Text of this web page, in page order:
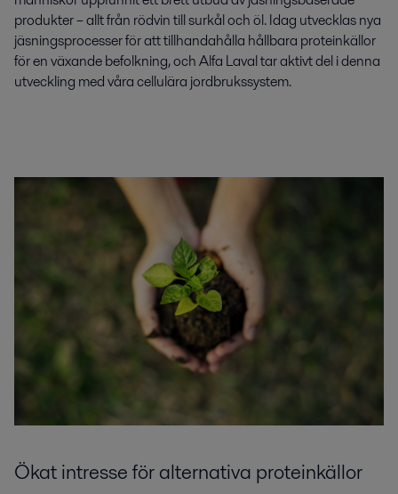
produkter – allt från rödvin till surkål och öl. Idag utvecklas nya
jäsningsprocesser för att tillhandahålla hållbara proteinkällor
för en växande befolkning, och Alfa Laval tar aktivt del i denna
utveckling med våra cellulära jordbrukssystem.
Ökatintresse för alternativa proteinkällor